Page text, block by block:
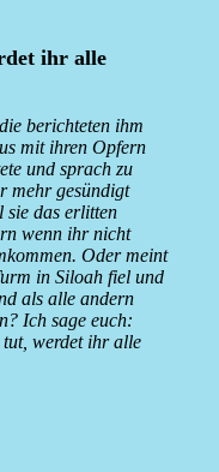
ihr alle
berichteten ihm
mit ihren Opfern
und sprach zu
mehr gesündigt
sie das erlitten
wenn ihr nicht
Oder meint
in Siloah fiel und
als alle andern
Ich sage euch:
werdet ihr alle